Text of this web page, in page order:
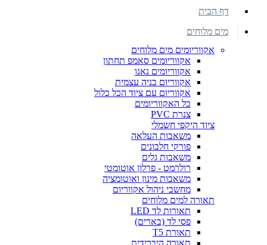
דף הבית
מים מלוחים
אקווריומים מים מלוחים
אקווריומים סאמפ תחתון
אקווריומים נאנו
אקווריום בניה עצמית
אקווריום עם ציוד הכל כלול
כל האקווריומים
צנרת PVC
ציוד היקפי חשמלי
משאבות העלאה
פורקי חלבונים
משאבות גלים
רולרמט - פרלון אוטומטי
משאבות מינון ואוטומציה
מחשבי ניהול אקווריום
תאורה למים מלוחים
תאורות לד LED
פסי לד (בארים)
תאורת T5
תאורה היברידית